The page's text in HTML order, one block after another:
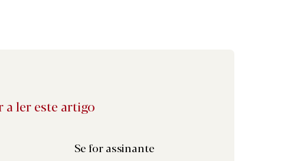
a ler este artigo
Se for assinante